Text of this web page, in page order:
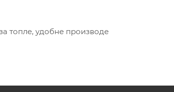
топле, удобне производе